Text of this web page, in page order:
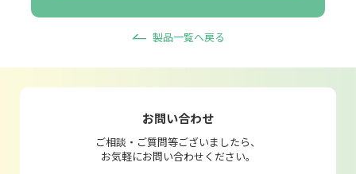
製品一覧へ戻る
お問い合わせ
ご相談・ご質問等ございましたら、
お気軽にお問い合わせください。